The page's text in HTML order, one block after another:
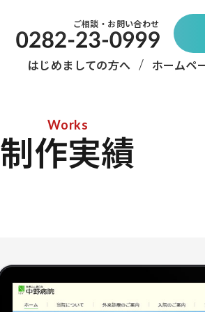
はじめましての方へ ホームペ
ご相談・お問い合わせ
Works
制作実績